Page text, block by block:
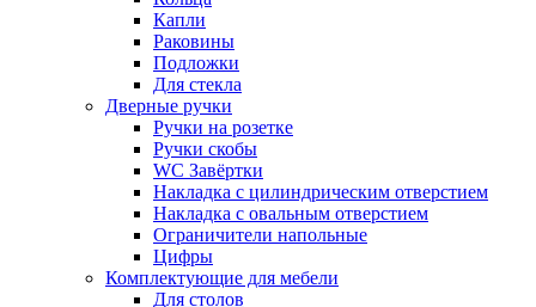
Капли
Раковины
Подложки
Для стекла
Дверные ручки
Ручки на розетке
Ручки скобы
WC Завёртки
Накладка с цилиндрическим отверстием
Накладка с овальным отверстием
Ограничители напольные
Цифры
Комплектующие для мебели
Для столов